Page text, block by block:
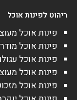
ריהוט לפינות אוכל
פינות אוכל
פינות אוכל
פינות אוכל
פינות אוכל
פינות אוכל